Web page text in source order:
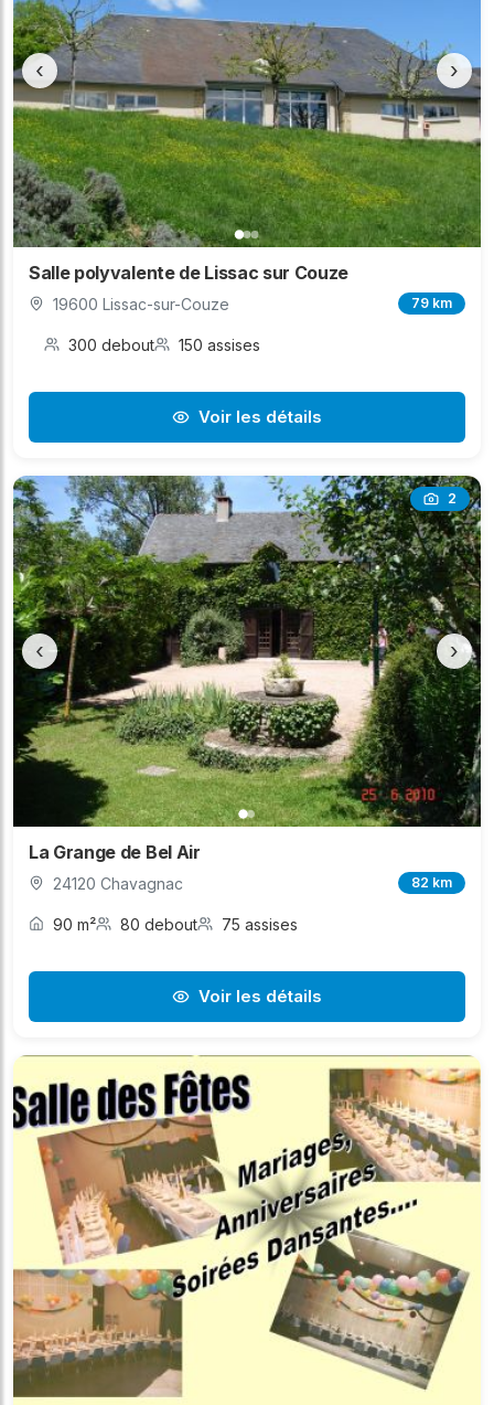
‹ ›
Salle polyvalente de Lissac sur Couze
19600 Lissac-sur-Couze 79 km
300 debout 150 assises
Voir les détails
2
‹ ›
La Grange de Bel Air
24120 Chavagnac 82 km
90 m² 80 debout 75 assises
Voir les détails